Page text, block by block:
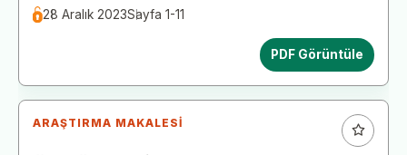
28 Aralık 2023Sayfa 1-11
PDF Görüntüle
ARAŞTIRMA MAKALESI